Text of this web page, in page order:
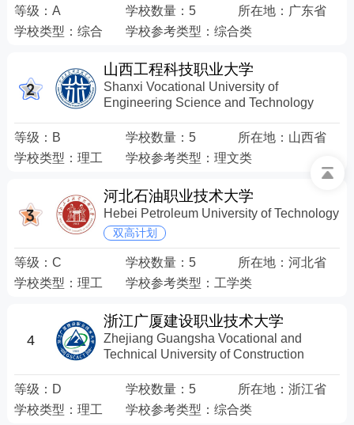
等级： A 学校数量： 5 所在地： 广东省
学校类型： 综合 学校参考类型：综合类
山西工程科技职业大学
Shanxi Vocational University of
Engineering Science and Technology
等级： B 学校数量： 5 所在地： 山西省
学校类型： 理工 学校参考类型：理文类
河北石油职业技术大学
Hebei Petroleum University of Technology
双高计划
等级： C 学校数量： 5 所在地： 河北省
学校类型： 理工 学校参考类型： 工学类
4
浙江广厦建设职业技术大学
Zhejiang Guangsha Vocational and
Technical University of Construction
等级： D 学校数量： 5 所在地： 浙江省
学校类型： 理工 学校参考类型：综合类